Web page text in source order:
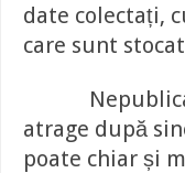
date colectați,
care sunt
atrage după
poate chiar și